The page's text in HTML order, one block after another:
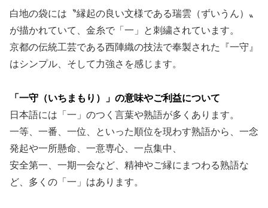
白地の袋には〝縁起の良い文様である瑞雲（ずいうん）〟
が描かれていて、金糸で「一」と刺繍されています。
京都の伝統工芸である西陣織の技法で奉製された『一守』
はシンプル、そして力強さを感じます。
「一守（いちまもり）」の意味やご利益について
日本語には「一」のつく言葉や熟語が多くあります。
一等、一番、一位、といった順位を現わす熟語から、一念
発起や一所懸命、一意専心、一点集中、
安全第一、一期一会など、精神やご縁にまつわる熟語な
ど、多くの「一」はあります。